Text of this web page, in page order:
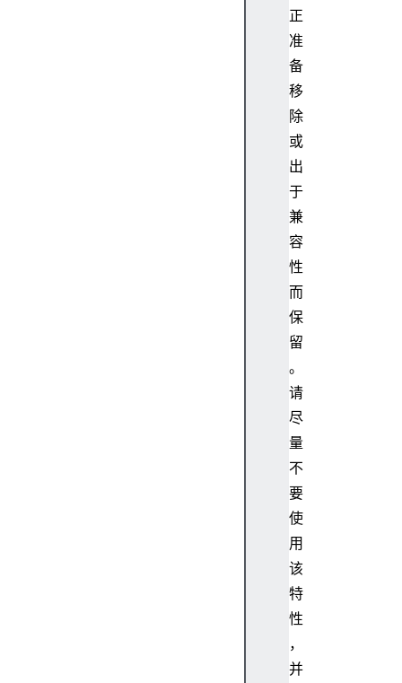
正
准
备
移
除
或
出
于
兼
容
性
而
保
留
。
请
尽
量
不
要
使
用
该
特
性
，
并